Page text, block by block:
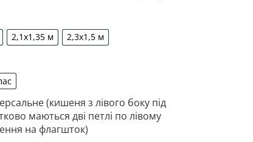
м
2,1х1,35 м
2,1х1,35 м
2,3х1,5 м
2,3х1,5 м
(кишеня з лівого боку під
маються дві петлі по лівому
на флагшток)